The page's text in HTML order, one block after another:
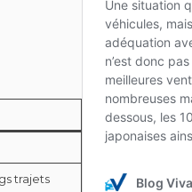
trajets